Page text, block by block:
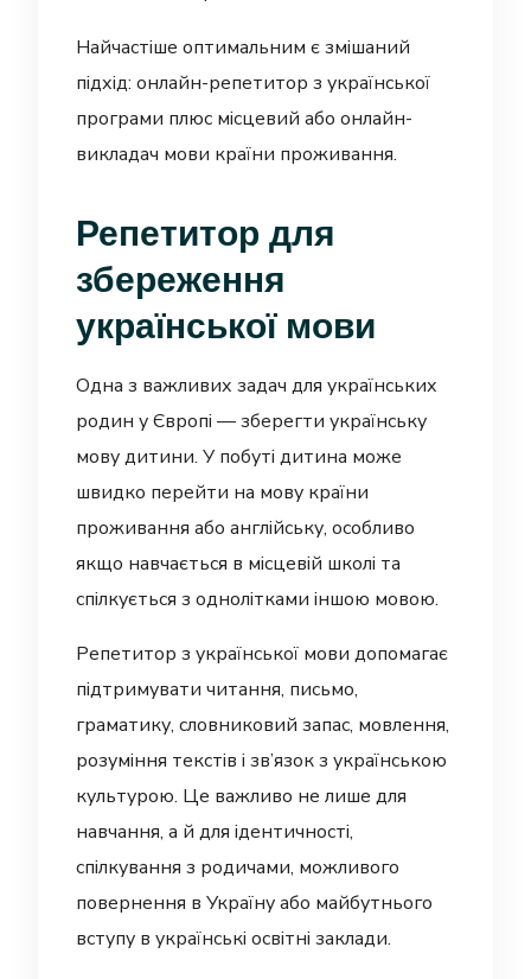
Найчастіше оптимальним є змішаний
підхід: онлайн-репетитор з української
програми плюс місцевий або онлайн-
викладач мови країни проживання.
Репетитор для
збереження
української мови
Одна з важливих задач для українських
родин у Європі — зберегти українську
мову дитини. У побуті дитина може
швидко перейти на мову країни
проживання або англійську, особливо
якщо навчається в місцевій школі та
спілкується з однолітками іншою мовою.
Репетитор з української мови допомагає
підтримувати читання, письмо,
граматику, словниковий запас, мовлення,
розуміння текстів і зв’язок з українською
культурою. Це важливо не лише для
навчання, а й для ідентичності,
спілкування з родичами, можливого
повернення в Україну або майбутнього
вступу в українські освітні заклади.